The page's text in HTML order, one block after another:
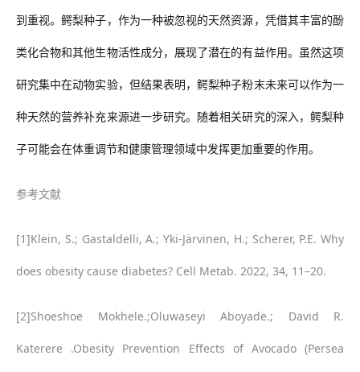
到重视。鳄梨种子，作为一种被忽视的天然资源，凭借其丰富的酚
类化合物和其他生物活性成分，展现了潜在的有益作用。虽然这项
研究集中在动物实验，但结果表明，鳄梨种子粉末未来可以作为一
种天然的营养补充来源进一步研究。随着相关研究的深入，鳄梨种
子可能会在体重调节和健康管理领域中发挥更加重要的作用。
参考文献
[1]Klein, S.; Gastaldelli, A.; Yki-Järvinen, H.; Scherer, P.E. Why
does obesity cause diabetes? Cell Metab. 2022, 34, 11–20.
[2]Shoeshoe Mokhele.;Oluwaseyi Aboyade.; David R.
Katerere .Obesity Prevention Effects of Avocado (Persea